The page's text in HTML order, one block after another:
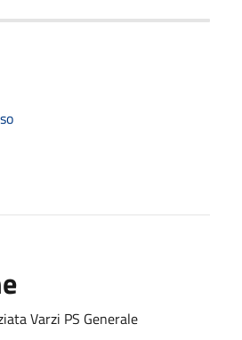
Varzi PS Generale